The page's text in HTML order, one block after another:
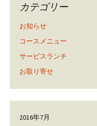
カテゴリー
お知らせ
コースメニュー
サービスランチ
お取り寄せ
2016年7月